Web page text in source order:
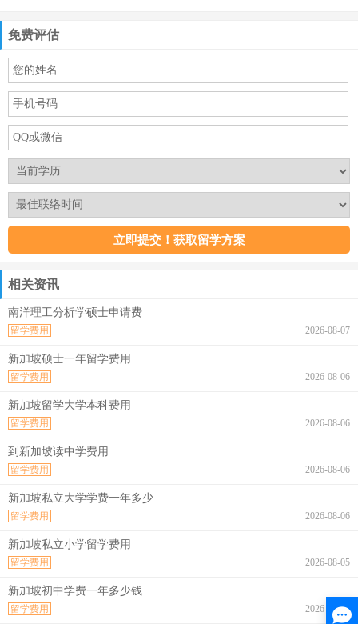
免费评估
相关资讯
南洋理工分析学硕士申请费
2026-08-07
留学费用
新加坡硕士一年留学费用
2026-08-06
留学费用
新加坡留学大学本科费用
2026-08-06
留学费用
到新加坡读中学费用
2026-08-06
留学费用
新加坡私立大学学费一年多少
2026-08-06
留学费用
新加坡私立小学留学费用
2026-08-05
留学费用
新加坡初中学费一年多少钱
2026-08-04
留学费用